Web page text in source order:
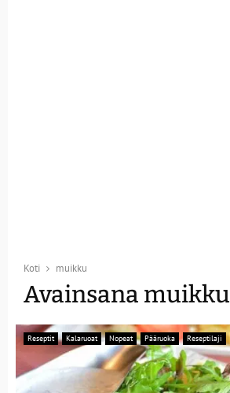
Koti muikku
Avainsana muikku
Reseptit Kalaruoat Nopeat Pääruoka Reseptilaji